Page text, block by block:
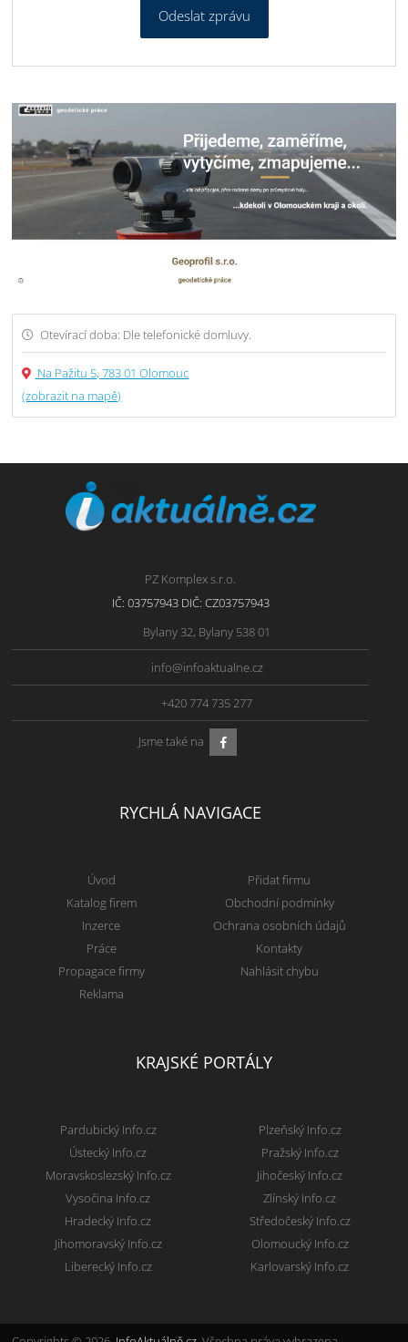
Odeslat zprávu
Otevírací doba: Dle telefonické domluvy.
Na Pažitu 5, 783 01 Olomouc
(zobrazit na mapě)
PZ Komplex s.r.o.
IČ: 03757943 DIČ: CZ03757943
Bylany 32, Bylany 538 01
info@infoaktualne.cz
+420 774 735 277
Jsme také na
RYCHLÁ NAVIGACE
Úvod
Katalog firem
Inzerce
Práce
Propagace firmy
Reklama
Přidat firmu
Obchodní podmínky
Ochrana osobních údajů
Kontakty
Nahlásit chybu
KRAJSKÉ PORTÁLY
Pardubický Info.cz
Ústecký Info.cz
Moravskoslezský Info.cz
Vysočina Info.cz
Hradecký Info.cz
Jihomoravský Info.cz
Liberecký Info.cz
Plzeňský Info.cz
Pražský Info.cz
Jihočeský Info.cz
Zlínský Info.cz
Středočeský Info.cz
Olomoucký Info.cz
Karlovarský Info.cz